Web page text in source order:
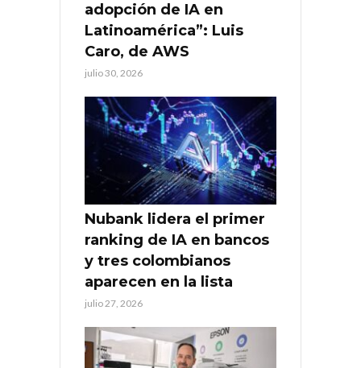
adopción de IA en
Latinoamérica”: Luis
Caro, de AWS
julio 30, 2026
Nubank lidera el primer
ranking de IA en bancos
y tres colombianos
aparecen en la lista
julio 27, 2026